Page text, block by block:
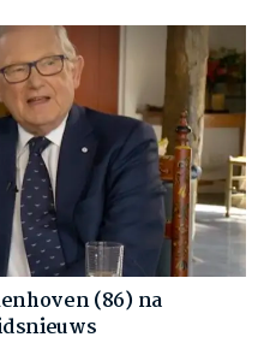
(86) na